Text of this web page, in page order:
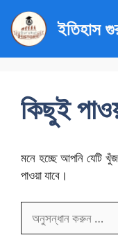
লেখায়
ইতিহাস
কিছুই
মনে হচ্ছে আপনি যেটি
পাওয়া যাবে।